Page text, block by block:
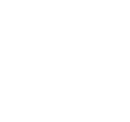
22 mm